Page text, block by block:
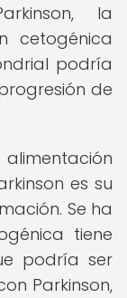
la
cetogénica
podría
de
es su
Se ha
tiene
podría ser
Parkinson,